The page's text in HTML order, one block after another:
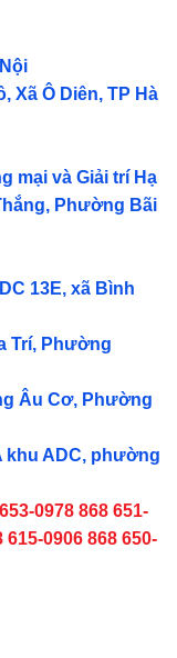
Xã Ô Diên, TP Hà
mại và Giải trí Hạ
Phường Bãi
13E, xã Bình
Trí, Phường
Âu Cơ, Phường
khu ADC, phường
0978 868 651-
615-0906 868 650-